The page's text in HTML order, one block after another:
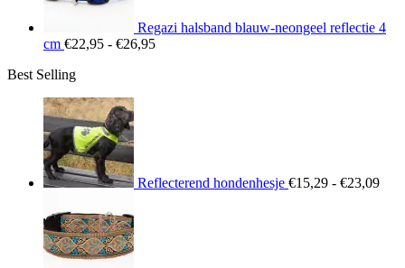
Regazi halsband blauw-neongeel reflectie 4
cm €22,95 - €26,95Prijsklasse:
Best Selling
Reflecterend hondenhesje €15,29 - €23,09